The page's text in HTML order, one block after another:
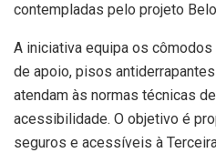
contempladas pelo projeto
A iniciativa equipa os
de apoio, pisos
atendam às normas técnicas
acessibilidade. O objetivo é
seguros e acessíveis à